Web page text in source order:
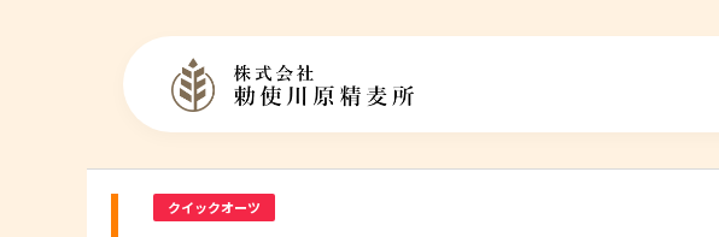
クイックオーツ